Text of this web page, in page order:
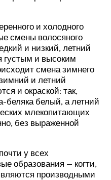
и холодного
смены волосяного
и низкий, летний
густым и высоким
смена зимнего
и летний
и окраской: так,
беляка белый, а летний
млекопитающих
без выраженной
у всех
образования — когти,
производными